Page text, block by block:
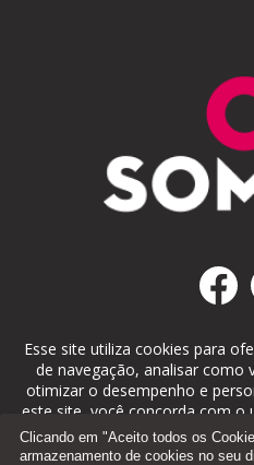
Esse site utiliza cookies para
de navegação, analisar como
otimizar o desempenho e
este site, você concorda com o
nosso Portal
Clicando em "Aceito todos os
armazenamento de cookies no seu